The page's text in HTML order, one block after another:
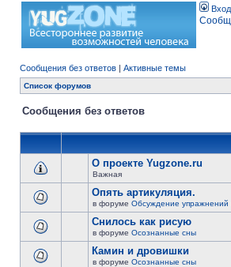
Вход
Сообщения без ответов | Активные темы
Список форумов
Сообщения без ответов
О проекте Yugzone.ru
Важная
Опять артикуляция.
в форуме Обсуждение упражнений
Снилось как рисую
в форуме Осознанные сны
Камин и дровишки
в форуме Осознанные сны